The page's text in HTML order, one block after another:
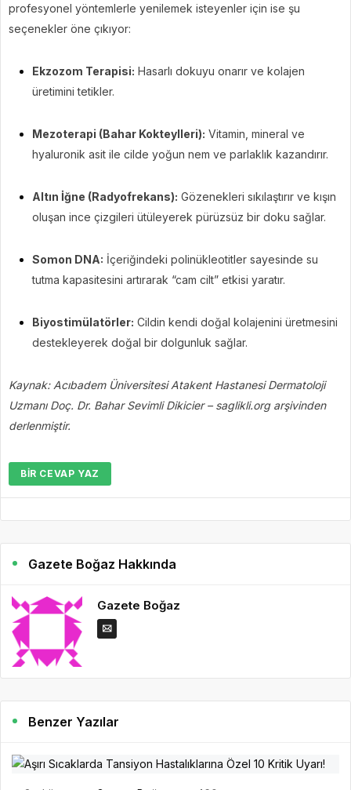
profesyonel yöntemlerle yenilemek isteyenler için ise şu
seçenekler öne çıkıyor:
Ekzozom Terapisi: Hasarlı dokuyu onarır ve kolajen
üretimini tetikler.
Mezoterapi (Bahar Kokteylleri): Vitamin, mineral ve
hyaluronik asit ile cilde yoğun nem ve parlaklık kazandırır.
Altın İğne (Radyofrekans): Gözenekleri sıkılaştırır ve kışın
oluşan ince çizgileri ütüleyerek pürüzsüz bir doku sağlar.
Somon DNA: İçeriğindeki polinükleotitler sayesinde su
tutma kapasitesini artırarak “cam cilt” etkisi yaratır.
Biyostimülatörler: Cildin kendi doğal kolajenini üretmesini
destekleyerek doğal bir dolgunluk sağlar.
Kaynak: Acıbadem Üniversitesi Atakent Hastanesi Dermatoloji
Uzmanı Doç. Dr. Bahar Sevimli Dikicier – saglikli.org arşivinden
derlenmiştir.
BIR CEVAP YAZ
Gazete Boğaz Hakkında
Gazete Boğaz
Benzer Yazılar